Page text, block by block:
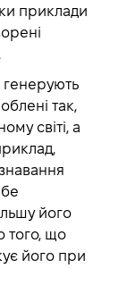
приклади
генерують
так,
світі, а
його
того, що
його при